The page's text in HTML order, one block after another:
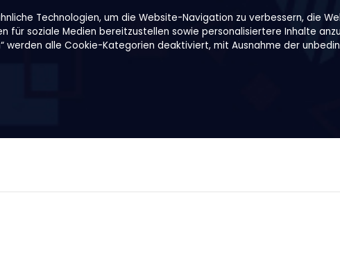
Technologien, um die Website-Navigation zu verbessern, die
für soziale Medien bereitzustellen sowie personalisiertere Inhalte
werden alle Cookie-Kategorien deaktiviert, mit Ausnahme der